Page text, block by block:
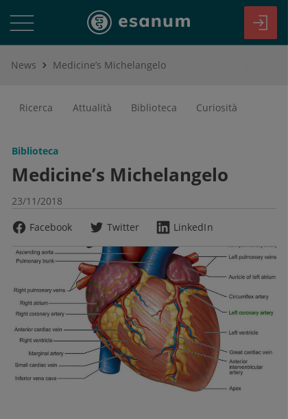
News Medicine’s Michelangelo
Ricerca Attualità Biblioteca Curiosità
Biblioteca
Medicine’s Michelangelo
23/11/2018
Facebook
Twitter LinkedIn